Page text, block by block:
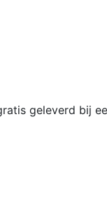
geleverd bij